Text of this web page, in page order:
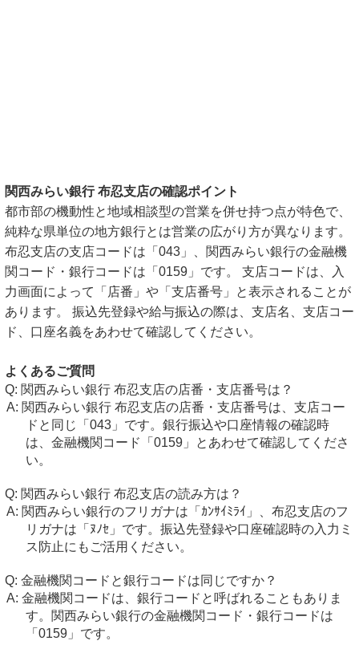
関西みらい銀行 布忍支店の確認ポイント
都市部の機動性と地域相談型の営業を併せ持つ点が特色で、
純粋な県単位の地方銀行とは営業の広がり方が異なります。
布忍支店の支店コードは「043」、関西みらい銀行の金融機
関コード・銀行コードは「0159」です。 支店コードは、入
力画面によって「店番」や「支店番号」と表示されることが
あります。 振込先登録や給与振込の際は、支店名、支店コー
ド、口座名義をあわせて確認してください。
よくあるご質問
関西みらい銀行 布忍支店の店番・支店番号は？
関西みらい銀行 布忍支店の店番・支店番号は、支店コー
ドと同じ「043」です。銀行振込や口座情報の確認時
は、金融機関コード「0159」とあわせて確認してくださ
い。
関西みらい銀行 布忍支店の読み方は？
関西みらい銀行のフリガナは「ｶﾝｻｲﾐﾗｲ」、布忍支店のフ
リガナは「ﾇﾉｾ」です。振込先登録や口座確認時の入力ミ
ス防止にもご活用ください。
金融機関コードと銀行コードは同じですか？
金融機関コードは、銀行コードと呼ばれることもありま
す。関西みらい銀行の金融機関コード・銀行コードは
「0159」です。